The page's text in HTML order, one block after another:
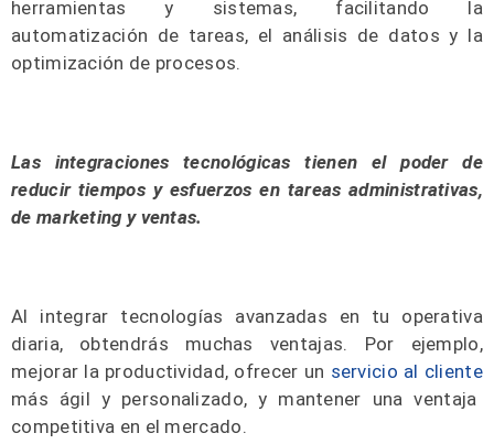
herramientas y sistemas, facilitando la
automatización de tareas, el análisis de datos y la
optimización de procesos.
Las integraciones tecnológicas tienen el poder de
reducir tiempos y esfuerzos en tareas administrativas,
de marketing y ventas.
Al integrar tecnologías avanzadas en tu operativa
diaria, obtendrás muchas ventajas. Por ejemplo,
mejorar la productividad, ofrecer un servicio al cliente
más ágil y personalizado, y mantener una ventaja
competitiva en el mercado.